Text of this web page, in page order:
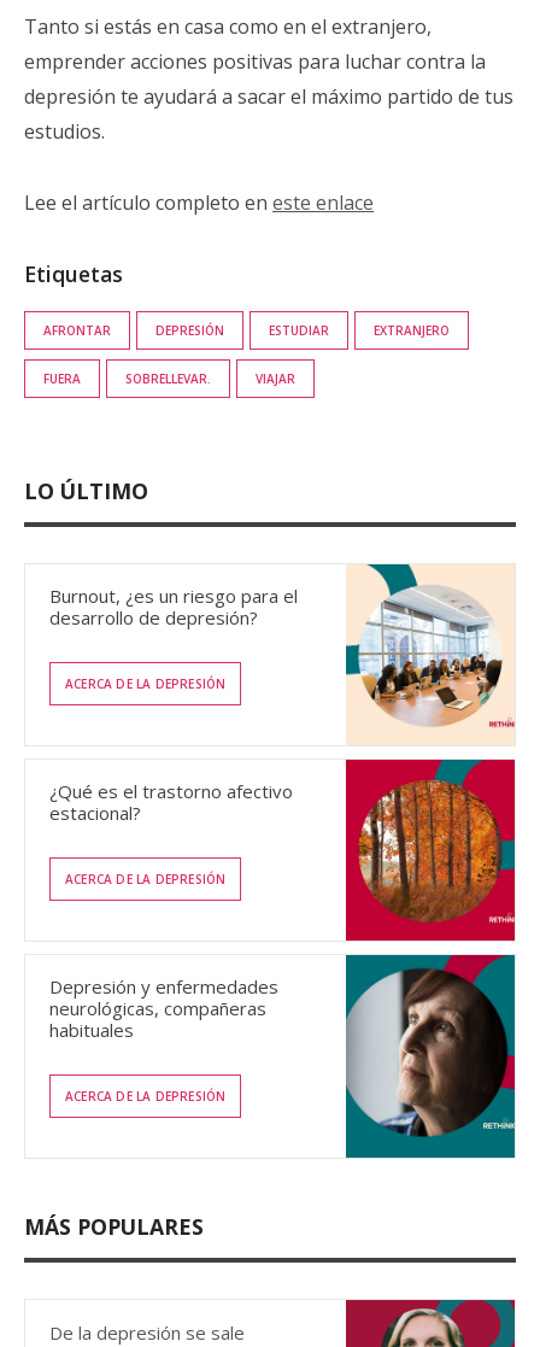
Tanto si estás en casa como en el extranjero,
emprender acciones positivas para luchar contra la
depresión te ayudará a sacar el máximo partido de tus
estudios.
Lee el artículo completo en este enlace
Etiquetas
AFRONTAR DEPRESIÓN ESTUDIAR EXTRANJERO
FUERA SOBRELLEVAR. VIAJAR
LO ÚLTIMO
Burnout, ¿es un riesgo para el
desarrollo de depresión?
ACERCA DE LA DEPRESIÓN
¿Qué es el trastorno afectivo
estacional?
ACERCA DE LA DEPRESIÓN
Depresión y enfermedades
neurológicas, compañeras
habituales
ACERCA DE LA DEPRESIÓN
MÁS POPULARES
De la depresión se sale